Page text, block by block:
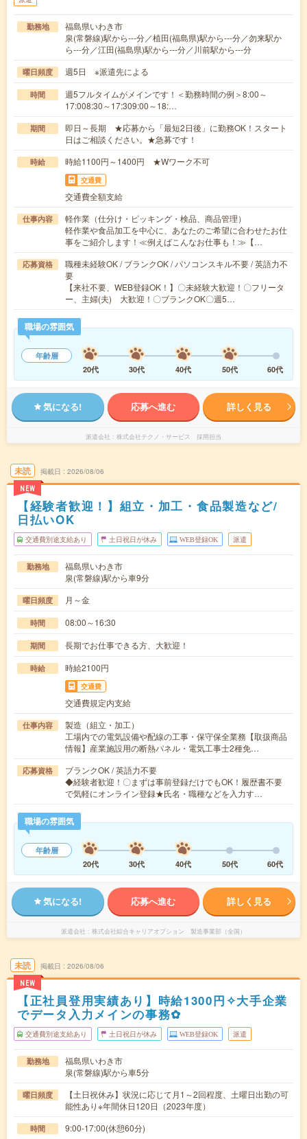
勤務地
福島県いわき市
泉(常磐線)駅から---分／植田(福島県)駅から---分／勿来駅か
ら---分／江田(福島県)駅から---分／川前駅から---分
曜日頻度 週5日 ※派遣先による
時間
週5フルタイムがメインです！＜勤務時間の例＞8:00～
17:008:30～17:309:00～18:…
期間
即日～長期 ★応募から「最短2日後」に勤務OK！スタート
日はご相談ください。★急募です！
時給 時給1100円～1400円 ★Wワーク不可
交通費
交通費全額支給
仕事内容
軽作業（仕分け・ピッキング・検品、商品管理）
軽作業や食品加工を中心に、あなたのご希望に合わせたお仕
事をご紹介します！≪例えばこんなお仕事も！≫【…
応募資格
職種未経験OK / ブランクOK / パソコンスキル不要 / 英語力不
要
【来社不要、WEB登録OK！】〇未経験大歓迎！〇フリータ
ー、主婦(夫) 大歓迎！〇ブランクOK〇週5…
職場の雰囲気
年齢層
20代
30代 40代 50代 60代
気になる! 応募へ進む 詳しく見る
派遣会社 株式会社テクノ・サービス 採用担当
未読
NEW
掲載日 2026/08/06
【経験者歓迎！】組立・加工・食品製造など/
日払いOK
交通費別途支給あり 土日祝日が休み WEB登録OK 派遣
勤務地
福島県いわき市
泉(常磐線)駅から車9分
曜日頻度 月～金
時間 08:00～16:30
期間 長期でお仕事できる方、大歓迎！
時給 時給2100円
交通費
交通費規定内支給
仕事内容
製造（組立・加工）
工場内での電気設備や配線の工事・保守保全業務【取扱商品
情報】産業施設用の断熱パネル・電気工事士2種免…
応募資格
ブランクOK / 英語力不要
◆経験者歓迎！〇まずは事前登録だけでもOK！履歴書不要
で気軽にオンライン登録★氏名・職種などを入力す…
職場の雰囲気
年齢層
20代
30代 40代 50代 60代
気になる! 応募へ進む 詳しく見る
派遣会社 株式会社綜合キャリアオプション 製造事業部（全国）
未読
NEW
掲載日 2026/08/06
【正社員登用実績あり】時給1300円✧大手企業
でデータ入力メインの事務✿
交通費別途支給あり 土日祝日が休み WEB登録OK 派遣
勤務地
福島県いわき市
泉(常磐線)駅から車5分
曜日頻度
【土日祝休み】状況に応じて月1～2回程度、土曜日出勤の可
能性あり※年間休日120日（2023年度）
時間 9:00-17:00(休憩60分)